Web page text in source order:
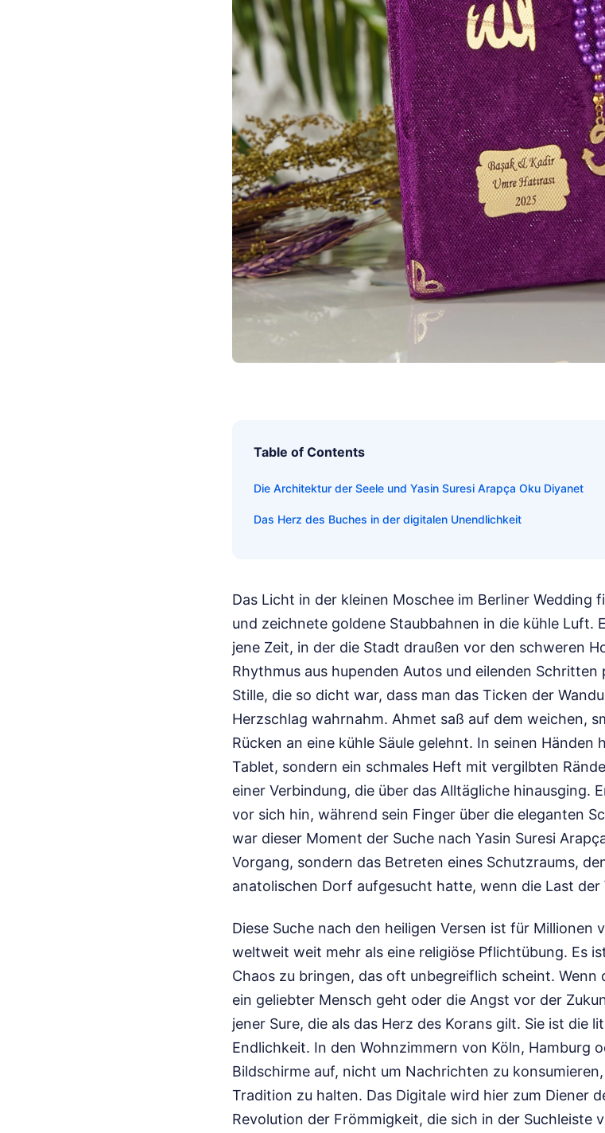
Table of Contents
Die Architektur der Seele und Yasin Suresi Arapça Oku Diyanet
Das Herz des Buches in der digitalen Unendlichkeit
Das Licht in der kleinen Moschee im Berliner Wedding
und zeichnete goldene Staubbahnen in die kühle Luft.
jene Zeit, in der die Stadt draußen vor den schweren
Rhythmus aus hupenden Autos und eilenden
Stille, die so dicht war, dass man das Ticken der
Herzschlag wahrnahm. Ahmet saß auf dem weichen,
Rücken an eine kühle Säule gelehnt. In seinen Händen
Tablet, sondern ein schmales Heft mit vergilbten
einer Verbindung, die über das Alltägliche hinausging.
vor sich hin, während sein Finger über die eleganten
war dieser Moment der Suche nach Yasin Suresi
Vorgang, sondern das Betreten eines Schutzraums,
anatolischen Dorf aufgesucht hatte, wenn die Last der
Diese Suche nach den heiligen Versen ist für Millionen
weltweit weit mehr als eine religiöse Pflichtübung. Es
Chaos zu bringen, das oft unbegreiflich scheint. Wenn
ein geliebter Mensch geht oder die Angst vor der
jener Sure, die als das Herz des Korans gilt. Sie ist die
Endlichkeit. In den Wohnzimmern von Köln, Hamburg
Bildschirme auf, nicht um Nachrichten zu
Tradition zu halten. Das Digitale wird hier zum Diener
Revolution der Frömmigkeit, die sich in der Suchleiste